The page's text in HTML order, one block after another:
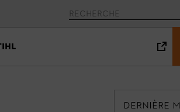
Dernière